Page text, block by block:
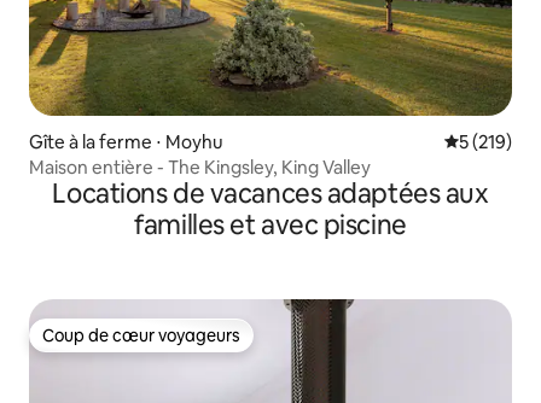
Gîte à la ferme ⋅ Moyhu Évaluation
5 (219)
Maison entière - The Kingsley, King Valley
Locations de vacances adaptées aux
familles et avec piscine
Coup de cœur voyageurs
Coup de cœur voyageurs